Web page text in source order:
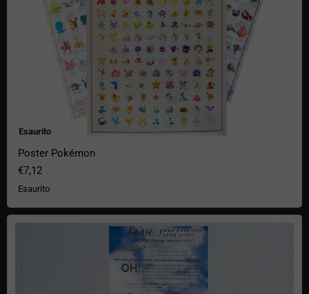
Esaurito
Poster Pokémon
€7,12
Esaurito
Poster La balena e il vaso di petunia